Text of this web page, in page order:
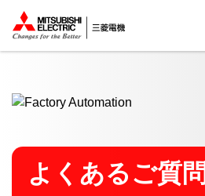
ここから本文
よくあるご質問